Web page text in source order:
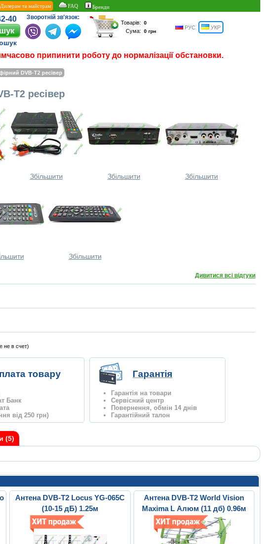
Дилерам та майстрам FAQ Бренди
40 Зворотній зв'язок:
Товарів:
Сума:
РУС УКР
припинити роботу до нормалізації обстановки.
DVB-T2 ресівер
T2 ресівер
Збільшити Збільшити Збільшити
Збільшити
Дивитися всі відгуки
не в счет)
товару
Банк
від 250 грн)
Гарантія
Гарантія на товари
Сервісний центр
Повернення, обмін 14 днів
Гарантійний талон
(5)
Антена DVB-T2 Locus YG-065C
(10-15 дБ) 1.25м
Антена DVB-T2 World Vision
Maxima L Алюм (11 дб) 0.96м